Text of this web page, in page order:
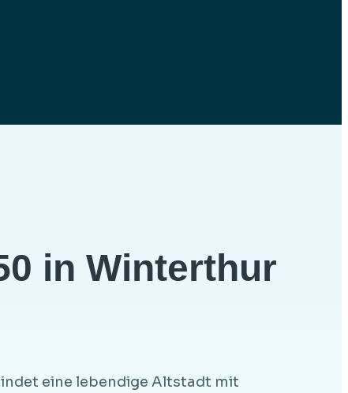
in Winterthur
eine lebendige Altstadt mit